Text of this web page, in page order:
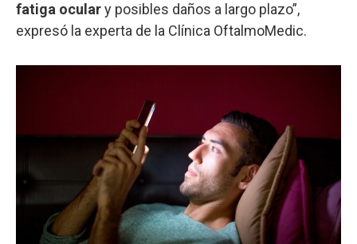
fatiga oculary posibles daños a largo plazo”,
expresó la experta de la Clínica OftalmoMedic.